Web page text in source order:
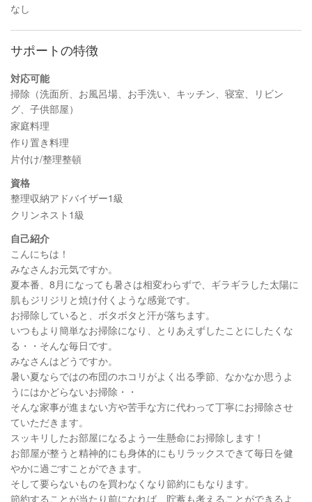
なし
サポートの特徴
対応可能
掃除（洗面所、お風呂場、お手洗い、キッチン、寝室、リビン
グ、子供部屋）
家庭料理
作り置き料理
片付け/整理整頓
資格
整理収納アドバイザー1級
クリンネスト1級
自己紹介
こんにちは！
みなさんお元気ですか。
夏本番、8月になっても暑さは相変わらずで、ギラギラした太陽に
肌もジリジリと焼け付くような感覚です。
お掃除していると、ボタボタと汗が落ちます。
いつもより簡単なお掃除になり、とりあえずしたことにしたくな
る・・そんな毎日です。
みなさんはどうですか。
暑い夏ならではの布団のホコリがよく出る季節、なかなか思うよ
うにはかどらないお掃除・・
そんな家事が進まない方や苦手な方に代わって丁寧にお掃除させ
ていただきます。
スッキリしたお部屋になるよう一生懸命にお掃除します！
お部屋が整うと精神的にも身体的にもリラックスできて毎日を健
やかに過ごすことができます。
そして要らないものを買わなくなり節約にもなります。
節約することが当たり前になれば、貯蓄も考えることができるよ